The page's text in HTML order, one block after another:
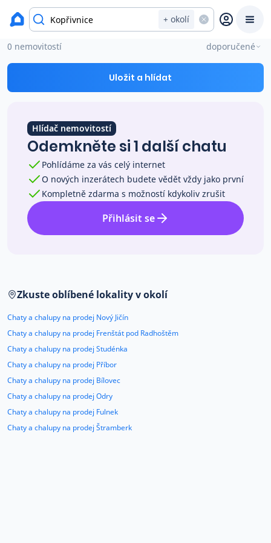
+ okolí
Chytrý odhad ceny
Ceny prodaných nemovitostí
Okamžitý výkup
Blog
Kariéra
Kontakt
okres Nový Jičín
Chaty a chalupy na prodej Kopřivnice
0 nemovitostí doporučené
Uložit a hlídat
Hlídač nemovitostí
Odemkněte si 1 další chatu
Pohlídáme za vás celý internet
O nových inzerátech budete vědět vždy jako první
Kompletně zdarma s možností kdykoliv zrušit
Přihlásit se
Zkuste oblíbené lokality v okolí
Chaty a chalupy na prodej Nový Jičín
Chaty a chalupy na prodej Frenštát pod Radhoštěm
Chaty a chalupy na prodej Studénka
Chaty a chalupy na prodej Příbor
Chaty a chalupy na prodej Bílovec
Chaty a chalupy na prodej Odry
Chaty a chalupy na prodej Fulnek
Chaty a chalupy na prodej Štramberk